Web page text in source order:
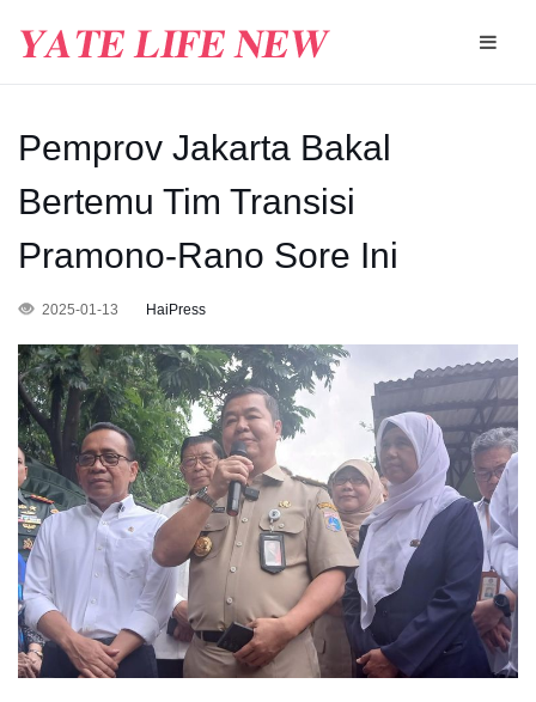
Pemprov Jakarta Bakal
Bertemu Tim Transisi
Pramono-Rano Sore Ini
2025-01-13 HaiPress